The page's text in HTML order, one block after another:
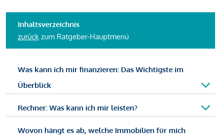
Inhaltsverzeichnis
zurück zum Ratgeber-Hauptmenü
Was kann ich mir finanzieren: Das Wichtigste im
Überblick
Rechner: Was kann ich mir leisten?
Wovon hängt es ab, welche Immobilien für mich